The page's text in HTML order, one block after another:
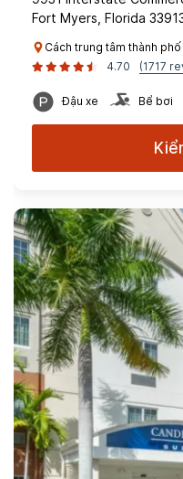
Fort Myers, Florida
Cách trung tâm thành
4.70
(1717
Đậu xe Bể bơi